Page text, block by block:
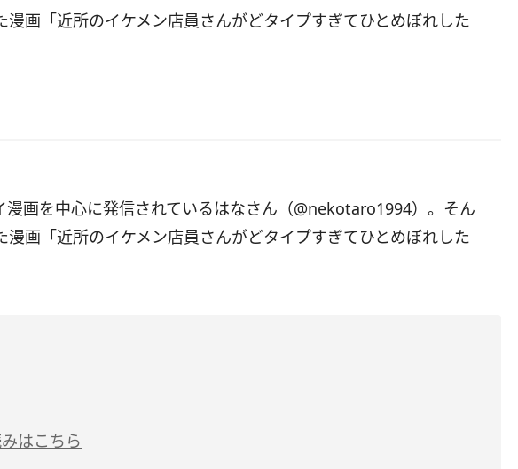
漫画「近所のイケメン店員さんがどタイプすぎてひとめぼれした
画を中心に発信されているはなさん（@nekotaro1994）。そん
漫画「近所のイケメン店員さんがどタイプすぎてひとめぼれした
はこちら